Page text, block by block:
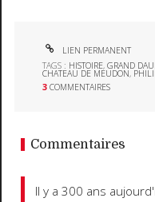
LIEN PERMANENT
TAGS : HISTOIRE,GRAND
CHATEAU DE MEUDON,
3 COMMENTAIRES
Commentaires
Il y a 300 ans